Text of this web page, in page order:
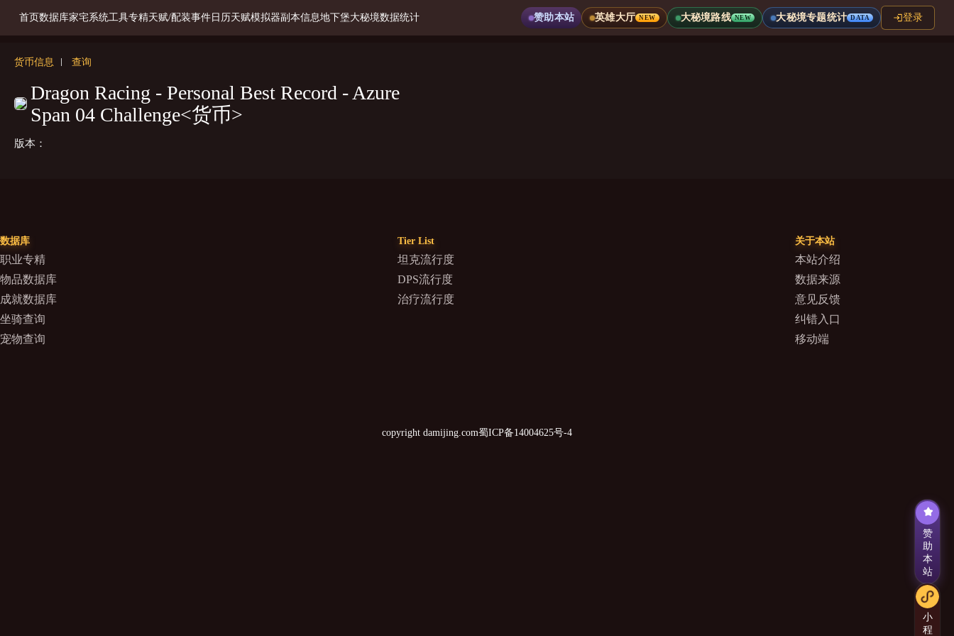
首页数据库家宅系统工具专精天赋/配装事件日历天赋模拟器副本信息地下堡大秘境数据统计 赞助本站 英雄大厅 NEW 大秘境路线 NEW 大秘境专题统计 DATA 登录
货币信息 查询
Dragon Racing - Personal Best Record - Azure
Span 04 Challenge<货币>
版本：
数据库
职业专精
物品数据库
成就数据库
坐骑查询
宠物查询
Tier List
坦克流行度
DPS流行度
治疗流行度
关于本站
本站介绍
数据来源
意见反馈
纠错入口
移动端
copyright damijing.com蜀ICP备14004625号-4
赞
助
本
站
小
程